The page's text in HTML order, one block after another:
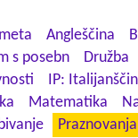
Angleščina
s posebn
Družba
IP:
Matematika